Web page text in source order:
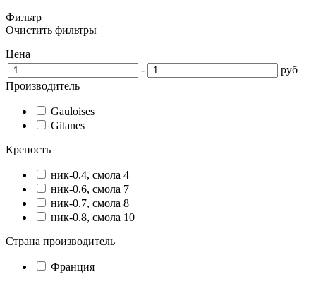
Фильтр
Очистить фильтры
Цена
-
руб
Производитель
Gauloises
Gitanes
Крепость
ник-0.4, смола 4
ник-0.6, смола 7
ник-0.7, смола 8
ник-0.8, смола 10
Страна производитель
Франция